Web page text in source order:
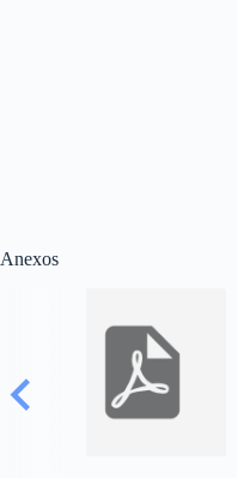
Anexos